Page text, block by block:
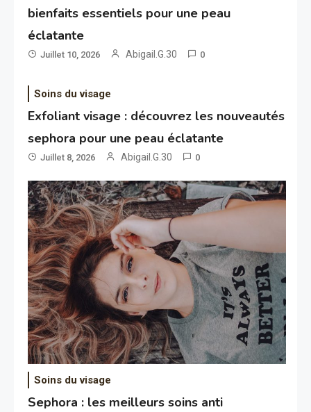
bienfaits essentiels pour une peau
éclatante
Juillet 10, 2026 Abigail.G.30 0
Soins du visage
Exfoliant visage : découvrez les nouveautés
sephora pour une peau éclatante
Juillet 8, 2026 Abigail.G.30 0
Soins du visage
Sephora : les meilleurs soins anti